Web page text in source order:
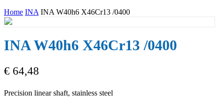
Home INA INA W40h6 X46Cr13 /0400
INA W40h6 X46Cr13 /0400
€ 64,48
Precision linear shaft, stainless steel